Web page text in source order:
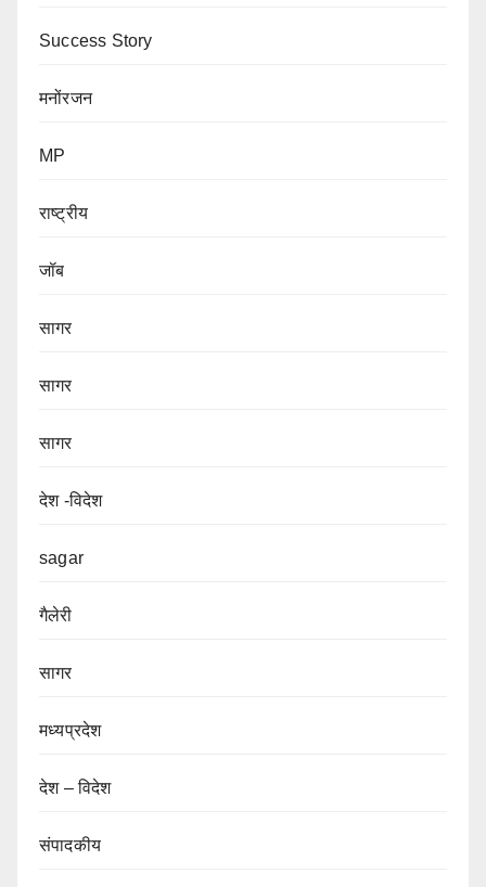
Success Story
मनोंरजन
MP
राष्ट्रीय
जॉब
सागर
सागर
सागर
देश -विदेश
sagar
गैलेरी
सागर
मध्यप्रदेश
देश – विदेश
संपादकीय